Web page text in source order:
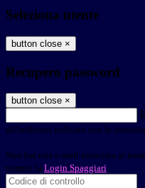
Seleziona utente
button close ×
Recupero password
button close ×
all'indirizzo indicato con le
Non hai una e-mail associata al
tramite la Login Spaggiari